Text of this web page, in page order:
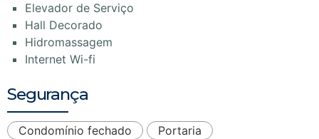
Elevador de Serviço
Hall Decorado
Hidromassagem
Internet Wi-fi
Segurança
Condomínio fechado Portaria